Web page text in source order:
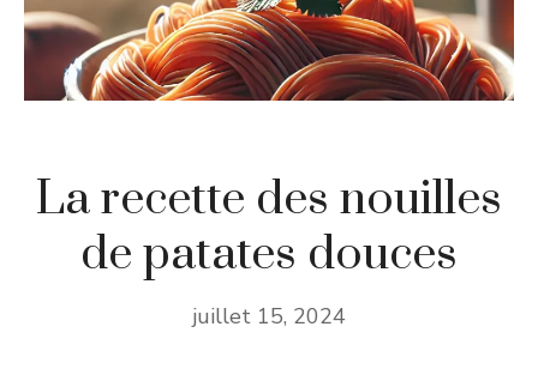
La recette des nouilles
de patates douces
juillet 15, 2024